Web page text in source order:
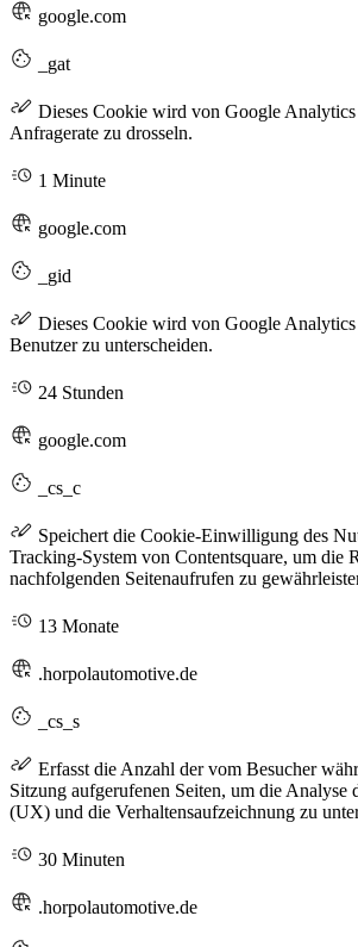
google.com
_gat
Dieses Cookie wird von Google
Anfragerate zu drosseln.
1 Minute
google.com
_gid
Dieses Cookie wird von Google
Benutzer zu unterscheiden.
24 Stunden
google.com
_cs_c
Speichert die Cookie-Einwilligung des
Tracking-System von Contentsquare, um die
nachfolgenden Seitenaufrufen zu
13 Monate
.horpolautomotive.de
_cs_s
Erfasst die Anzahl der vom Besucher
Sitzung aufgerufenen Seiten, um die Analyse
(UX) und die Verhaltensaufzeichnung zu
30 Minuten
.horpolautomotive.de